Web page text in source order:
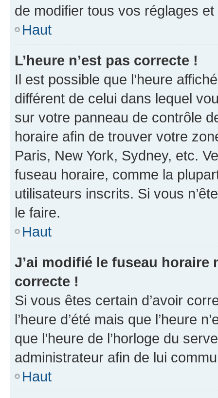
de modifier tous vos réglages
Haut
L’heure n’est pas correcte !
Il est possible que l’heure
différent de celui dans lequel
sur votre panneau de contrôle
horaire afin de trouver votre
Paris, New York, Sydney, etc.
fuseau horaire, comme la
utilisateurs inscrits. Si vous
le faire.
Haut
J’ai modifié le fuseau horaire
correcte !
Si vous êtes certain d’avoir
l’heure d’été mais que l’heure
que l’heure de l’horloge du
administrateur afin de lui
Haut